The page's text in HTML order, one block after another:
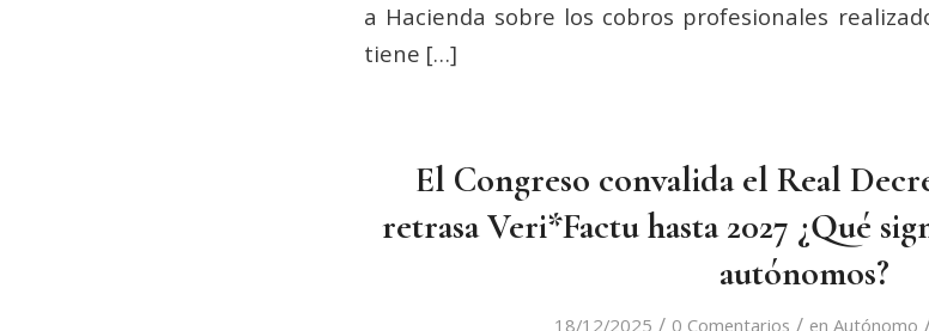
a Hacienda sobre los cobros profesionales
tiene […]
El Congreso convalida el Real
retrasa Veri*Factu hasta 2027 ¿Qué
autónomos?
18/12/2025 / 0 Comentarios / en Autónomo